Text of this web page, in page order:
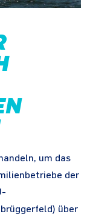
um das
der
über